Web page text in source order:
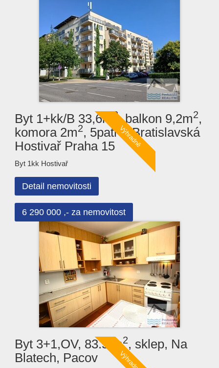
Byt 1+kk/B 33,6m 2, balkon 9,2m2,
komora 2m2, 5patro, Bratislavská
Hostivař Praha 15
Byt 1kk Hostivař
Detail nemovitosti
6 290 000 ,- za nemovitost
Byt 3+1,OV, 83.5 m2, sklep, Na
Blatech, Pacov